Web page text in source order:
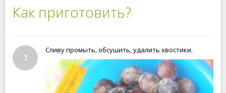
Как приготовить?
1
Сливу промыть, обсушить, удалить хвостики.